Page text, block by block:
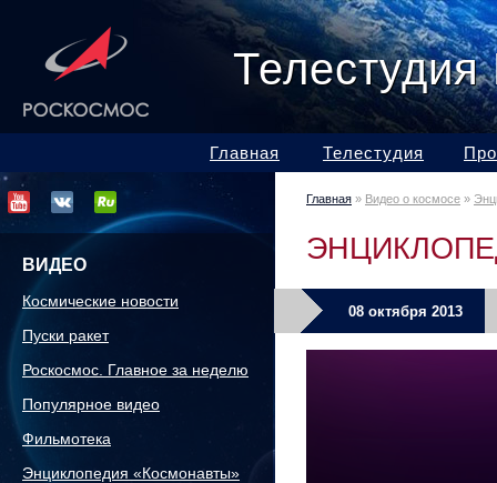
Главная Телестудия
ВИДЕО
Космические новости
Пуски ракет
Роскосмос. Главное за неделю
Популярное видео
Фильмотека
Энциклопедия «Космонавты»
Главная » Видео о космосе »
08 октября 2013